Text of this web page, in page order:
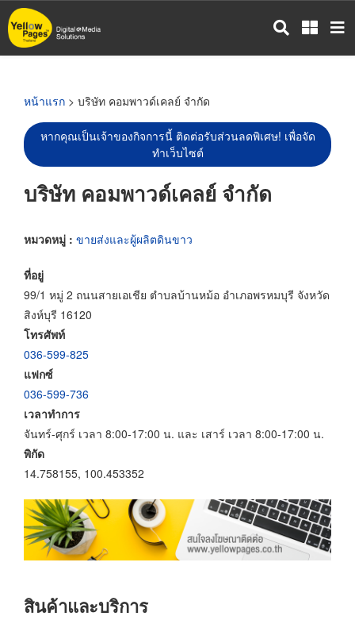
ข้าม
ไป
หน้าแรก > บริษัท คอมพาวด์เคลย์ จำกัด
หากคุณเป็นเจ้าของกิจการนี้ ติดต่อรับส่วนลดพิเศษ! เพื่อจัด
ทำเว็บไซต์
บริษัท คอมพาวด์เคลย์ จำกัด
หมวดหมู่ : ขายส่งและผู้ผลิตดินขาว
ที่อยู่
99/1 หมู่ 2 ถนนสายเอเชีย ตำบลบ้านหม้อ อำเภอพรหมบุรี จังหวัด
สิงห์บุรี 16120
โทรศัพท์
036-599-825
แฟกซ์
036-599-736
เวลาทำการ
จันทร์-ศุกร์ เวลา 8:00-17:00 น. และ เสาร์ เวลา 8:00-17:00 น.
พิกัด
14.758155, 100.453352
สินค้าและบริการ